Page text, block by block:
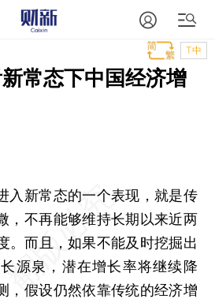
T中
常态下中国经济增
新常态的一个表现，就是传
，不再能够维持长期以来近两
。而且，如果不能及时挖掘出
源泉，潜在增长率将继续降
，假设仍然依靠传统的经济增